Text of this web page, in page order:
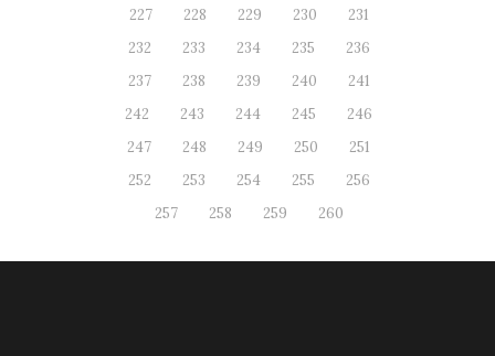
227
228 229 230
231
232
233 234 235
236
237
238 239 240
241
242
243 244 245
246
247
248 249 250
251
252
253 254 255
256
257
258 259 260